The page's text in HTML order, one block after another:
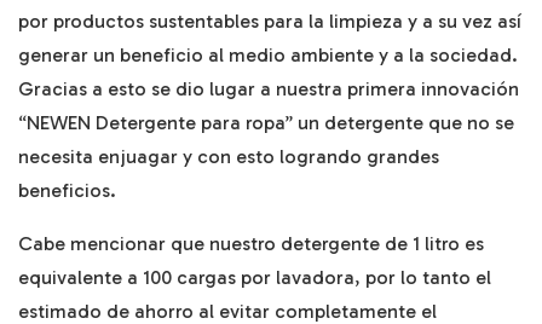
por productos sustentables para la limpieza y a su vez así
generar un beneficio al medio ambiente y a la sociedad.
Gracias a esto se dio lugar a nuestra primera innovación
“NEWEN Detergente para ropa” un detergente que no se
necesita enjuagar y con esto logrando grandes
beneficios.
Cabe mencionar que nuestro detergente de 1 litro es
equivalente a 100 cargas por lavadora, por lo tanto el
estimado de ahorro al evitar completamente el